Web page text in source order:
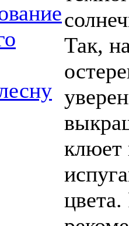
Так,
клюет